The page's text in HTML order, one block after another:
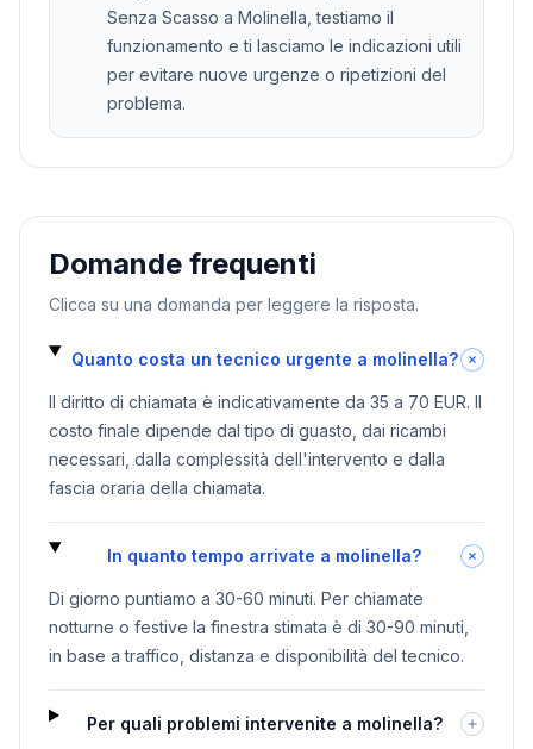
Senza Scasso a Molinella, testiamo il
funzionamento e ti lasciamo le indicazioni utili
per evitare nuove urgenze o ripetizioni del
problema.
Domande frequenti
Clicca su una domanda per leggere la risposta.
Quanto costa un tecnico urgente a molinella?
Il diritto di chiamata è indicativamente da 35 a 70 EUR. Il
costo finale dipende dal tipo di guasto, dai ricambi
necessari, dalla complessità dell'intervento e dalla
fascia oraria della chiamata.
In quanto tempo arrivate a molinella?
Di giorno puntiamo a 30-60 minuti. Per chiamate
notturne o festive la finestra stimata è di 30-90 minuti,
in base a traffico, distanza e disponibilità del tecnico.
Per quali problemi intervenite a molinella?